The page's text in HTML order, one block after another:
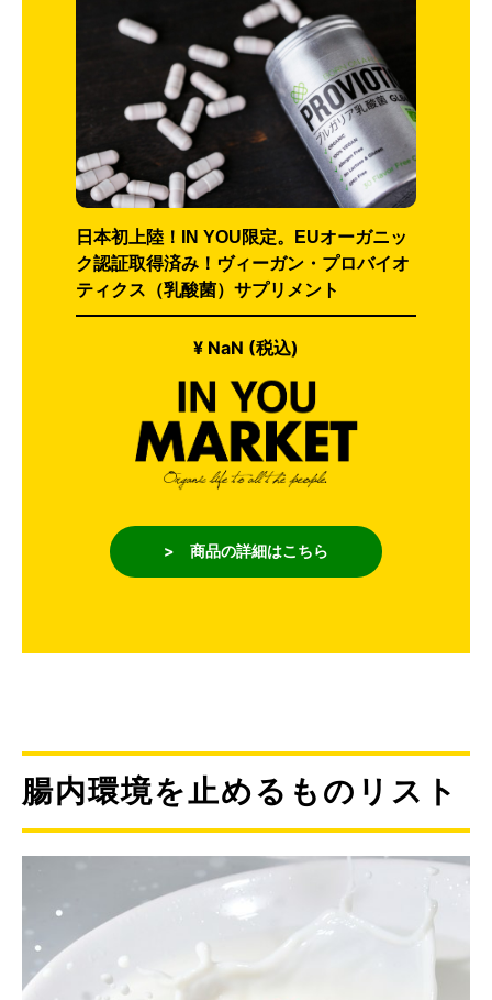
日本初上陸！IN YOU限定。EUオーガニッ
ク認証取得済み！ヴィーガン・プロバイオ
ティクス（乳酸菌）サプリメント
¥ NaN (税込)
> 商品の詳細はこちら
腸内環境を止めるものリスト